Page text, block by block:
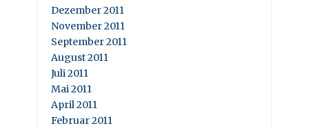
Dezember 2011
November 2011
September 2011
August 2011
Juli 2011
Mai 2011
April 2011
Februar 2011